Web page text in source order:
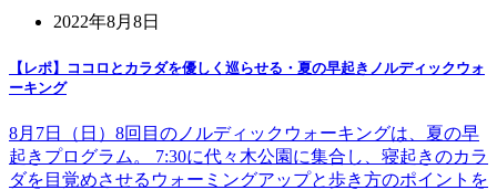
2022年8月8日
【レポ】ココロとカラダを優しく巡らせる・夏の早起きノルディックウォ
ーキング
8月7日（日）8回目のノルディックウォーキングは、夏の早
起きプログラム。 7:30に代々木公園に集合し、寝起きのカラ
ダを目覚めさせるウォーミングアップと歩き方のポイントを